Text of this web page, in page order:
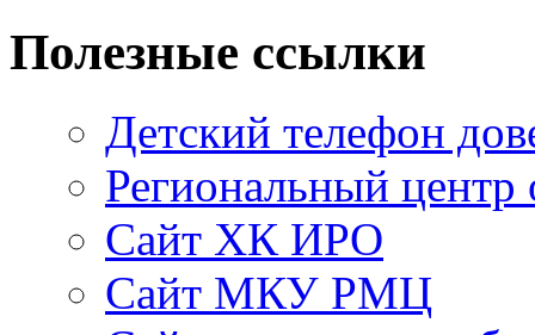
Полезные ссылки
Детский телефон
Региональный центр
Сайт ХК ИРО
Сайт МКУ РМЦ